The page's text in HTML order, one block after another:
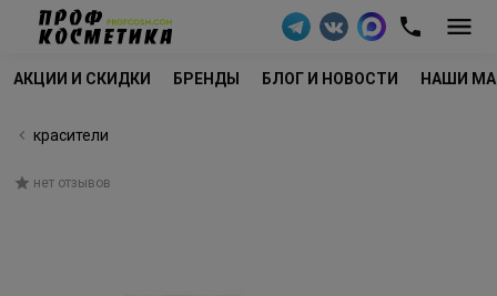
АКЦИИ И СКИДКИ БРЕНДЫ БЛОГ И НОВОСТИ НАШИ
красители
нет отзывов